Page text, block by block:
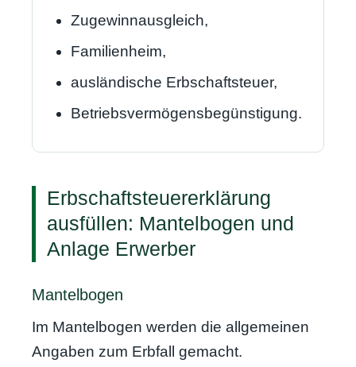
Zugewinnausgleich,
Familienheim,
ausländische Erbschaftsteuer,
Betriebsvermögensbegünstigung.
Erbschaftsteuererklärung
ausfüllen: Mantelbogen und
Anlage Erwerber
Mantelbogen
Im Mantelbogen werden die allgemeinen
Angaben zum Erbfall gemacht.